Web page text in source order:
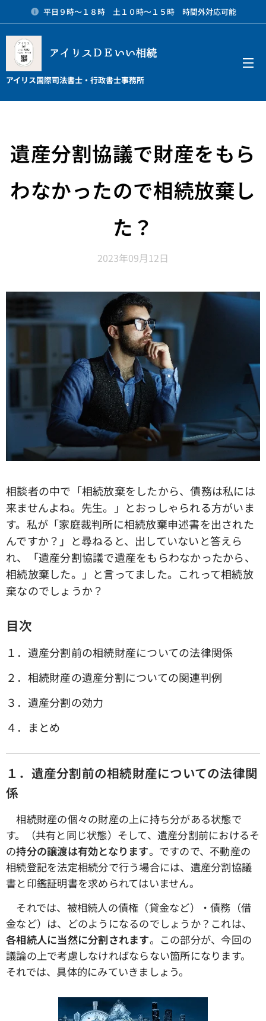
平日９時～１８時 土１０時～１５時 時間外対応可能
アイリスＤＥいい相続
アイリス国際司法書士・行政書士事務所
遺産分割協議で財産をもら
わなかったので相続放棄し
た？
2023年09月12日
相談者の中で「相続放棄をしたから、債務は私には
来ませんよね。先生。」とおっしゃられる方がいま
す。私が「家庭裁判所に相続放棄申述書を出された
んですか？」と尋ねると、出していないと答えら
れ、「遺産分割協議で遺産をもらわなかったから、
相続放棄した。」と言ってました。これって相続放
棄なのでしょうか？
目次
１．遺産分割前の相続財産についての法律関係
２．相続財産の遺産分割についての関連判例
３．遺産分割の効力
４．まとめ
１．遺産分割前の相続財産についての法律関
係
相続財産の個々の財産の上に持ち分がある状態で
す。（共有と同じ状態）そして、遺産分割前におけるそ
の持分の譲渡は有効となります。ですので、不動産の
相続登記を法定相続分で行う場合には、遺産分割協議
書と印鑑証明書を求められてはいません。
それでは、被相続人の債権（貸金など）・債務（借
金など）は、どのようになるのでしょうか？これは、
各相続人に当然に分割されます。この部分が、今回の
議論の上で考慮しなければならない箇所になります。
それでは、具体的にみていきましょう。